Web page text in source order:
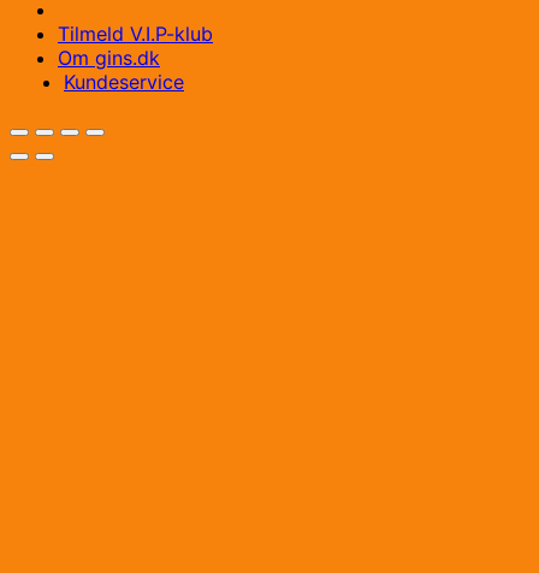
Tilmeld V.I.P-klub
Om gins.dk
Kundeservice